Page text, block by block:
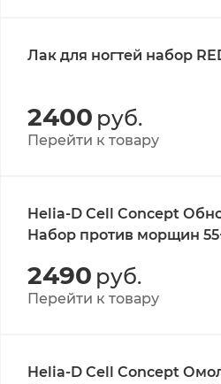
Лак для ногтей набор
2400 руб.
Перейти к товару
Helia-D Cell Concept
Набор против морщин
2490 руб.
Перейти к товару
Helia-D Cell Concept